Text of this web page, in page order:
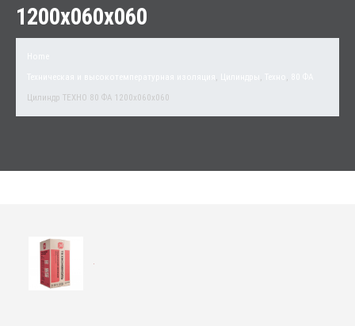
1200x060x060
, , ,
Цилиндр ТЕХНО 80 ФА 1200x060x060